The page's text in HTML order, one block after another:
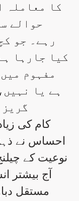
کا معاملہ
حوالے
رہے۔ جو
کیا جارہا
مفہوم
ہے یا
گریز
کام کی
احساس نے
نوعیت کے
آج بیشتر
مستقل